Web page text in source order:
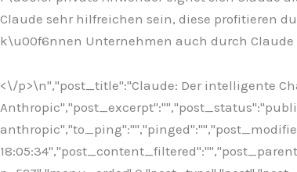
Claude sehr hilfreichen sein, diese profitieren
k\u00f6nnen Unternehmen auch durch
<\/p>\n","post_title":"Claude: Der intelligente